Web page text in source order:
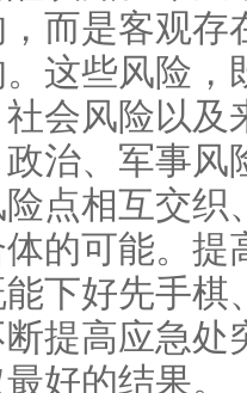
而是客观存
这些风险，
会风险以及
治、军事风
点相互交织
的可能。提
下好先手棋
提高应急处
好的结果。